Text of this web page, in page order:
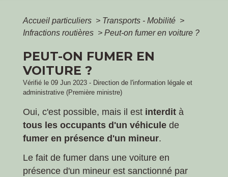
Accueil particuliers > Transports - Mobilité >
Infractions routières > Peut-on fumer en voiture ?
PEUT-ON FUMER EN
VOITURE ?
Vérifié le 09 Jun 2023 - Direction de l'information légale et
administrative (Première ministre)
Oui, c'est possible, mais il est interdit à
tous les occupants d'un véhicule de
fumer en présence d'un mineur.
Le fait de fumer dans une voiture en
présence d'un mineur est sanctionné par